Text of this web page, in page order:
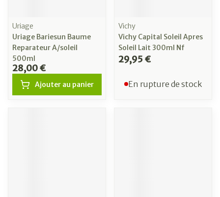
Uriage
Uriage Bariesun Baume
Reparateur A/soleil
500ml
28,00 €
Ajouter au panier
Vichy
Vichy Capital Soleil Apres
Soleil Lait 300ml Nf
29,95 €
En rupture de stock